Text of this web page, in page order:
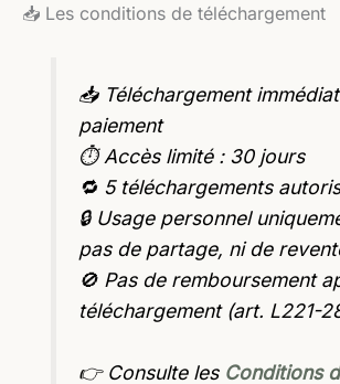
📥 Les conditions de téléchargement
📥 Téléchargement
paiement
⏱️ Accès limité : 30 jours
🔁 5 téléchargements
🔒 Usage personnel
pas de partage, ni de
🚫 Pas de remboursement
téléchargement (art. L221-
👉 Consulte les Conditions